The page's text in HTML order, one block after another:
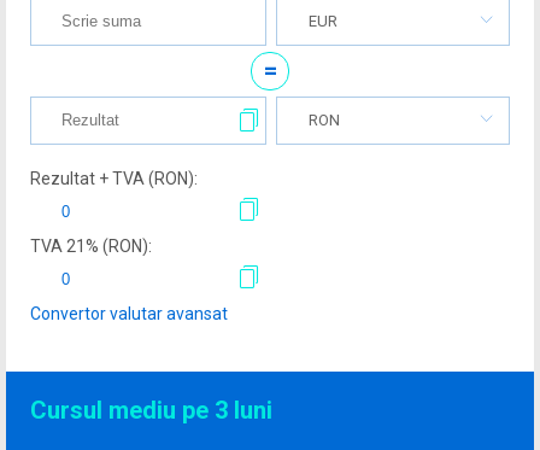
EUR
=
RON
Rezultat + TVA (RON):
TVA 21% (RON):
Convertor valutar avansat
Cursul mediu pe 3 luni